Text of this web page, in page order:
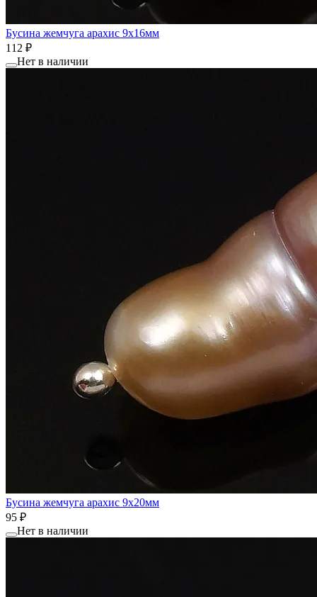
Бусина жемчуга арахис 9x16мм
112 ₽
Нет в наличии
Бусина жемчуга арахис 9x20мм
95 ₽
Нет в наличии